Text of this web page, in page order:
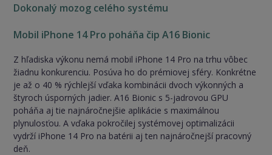
Dokonalý mozog celého systému
Mobil iPhone 14 Pro poháňa čip A16 Bionic
Z hľadiska výkonu nemá mobil iPhone 14 Pro na trhu vôbec
žiadnu konkurenciu. Posúva ho do prémiovej sféry. Konkrétne
je až o 40 % rýchlejší vďaka kombinácii dvoch výkonných a
štyroch úsporných jadier. A16 Bionic s 5-jadrovou GPU
poháňa aj tie najnáročnejšie aplikácie s maximálnou
plynulosťou. A vďaka pokročilej systémovej optimalizácii
vydrží iPhone 14 Pro na batérii aj ten najnáročnejší pracovný
deň.